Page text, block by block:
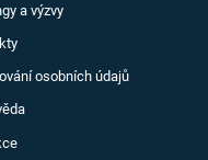
a výzvy
osobních údajů